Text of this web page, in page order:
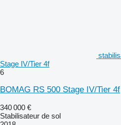
Stage IV/Tier 4f
6
BOMAG RS 500 Stage IV/Tier 4f
340 000 €
Stabilisateur de sol